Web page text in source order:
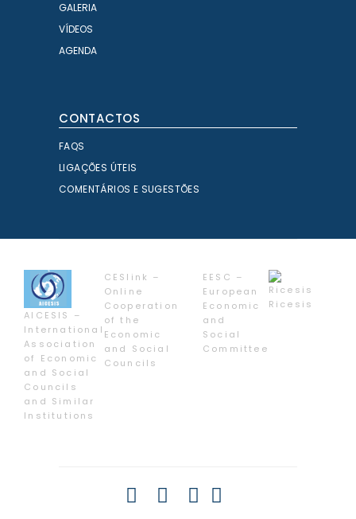
GALERIA
VÍDEOS
AGENDA
CONTACTOS
FAQS
LIGAÇÕES ÚTEIS
COMENTÁRIOS E SUGESTÕES
AICESIS –
International
Association
of Economic
and Social
Councils
and Similar
Institutions
CESlink –
Online
Cooperation
of the
Economic
and Social
Councils
EESC –
European
Economic
and
Social
Committee
Ricesis